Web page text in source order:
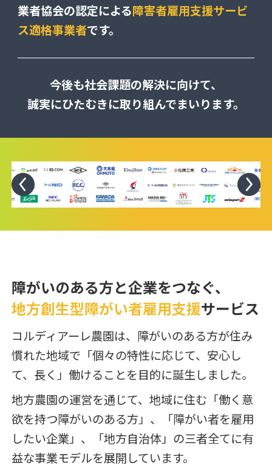
業者協会の認定による 障害者雇用支援サービ
ス適格事業者です。
今後も社会課題の解決に向けて、
誠実にひたむきに取り組んでまいります。
障がいのある方と企業をつなぐ、
地方創生型障がい者雇用支援サービス
コルディアーレ農園は、障がいのある方が住み
慣れた地域で「個々の特性に応じて、安心し
て、長く」働けることを目的に誕生しました。
地方農園の運営を通じて、地域に住む「働く意
欲を持つ障がいのある方」、「障がい者を雇用
したい企業」、「地方自治体」の三者全てに有
益な事業モデルを展開しています。